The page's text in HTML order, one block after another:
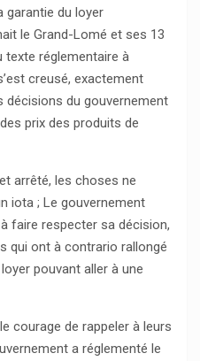
garantie du loyer
le Grand-Lomé et ses 13
texte réglementaire à
creusé, exactement
décisions du gouvernement
prix des produits de
arrêté, les choses ne
iota ; Le gouvernement
faire respecter sa décision,
qui ont à contrario rallongé
pouvant aller à une
courage de rappeler à leurs
a réglementé le